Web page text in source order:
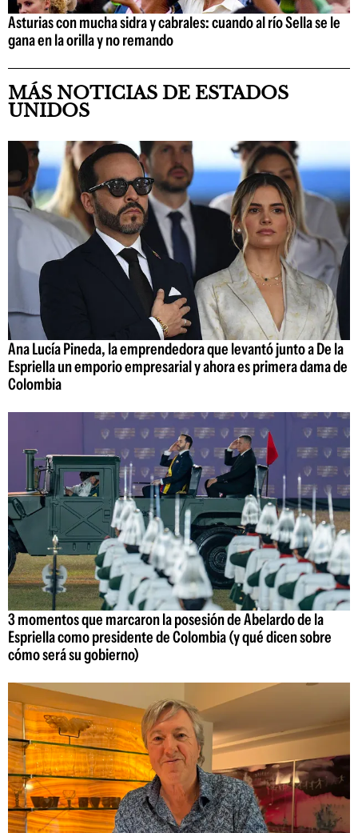
Asturias con mucha sidra y cabrales: cuando al río Sella se le
gana en la orilla y no remando
MÁS NOTICIAS DE ESTADOS
UNIDOS
Ana Lucía Pineda, la emprendedora que levantó junto a De la
Espriella un emporio empresarial y ahora es primera dama de
Colombia
3 momentos que marcaron la posesión de Abelardo de la
Espriella como presidente de Colombia (y qué dicen sobre
cómo será su gobierno)